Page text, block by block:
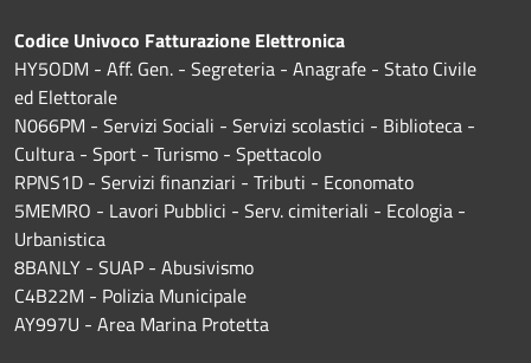
Codice Univoco Fatturazione Elettronica
HY5ODM - Aff. Gen. - Segreteria - Anagrafe - Stato Civile
ed Elettorale
N066PM - Servizi Sociali - Servizi scolastici - Biblioteca -
Cultura - Sport - Turismo - Spettacolo
RPNS1D - Servizi finanziari - Tributi - Economato
5MEMRO - Lavori Pubblici - Serv. cimiteriali - Ecologia -
Urbanistica
8BANLY - SUAP - Abusivismo
C4B22M - Polizia Municipale
AY997U - Area Marina Protetta